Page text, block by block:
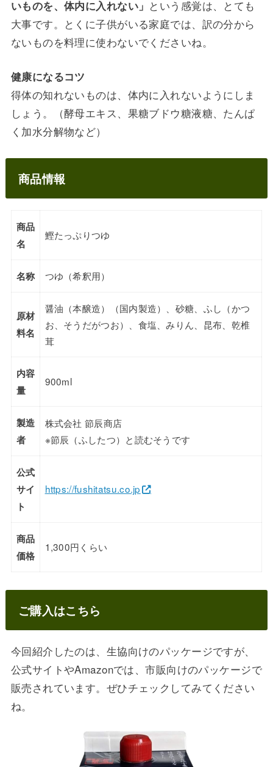
いものを、体内に入れない」 という感覚は、とても
大事です。とくに子供がいる家庭では、訳の分から
ないものを料理に使わないでくださいね。
健康になるコツ
得体の知れないものは、体内に入れないようにしま
しょう。（酵母エキス、果糖ブドウ糖液糖、たんぱ
く加水分解物など）
商品情報
商品
名
鰹たっぷりつゆ
名称 つゆ（希釈用）
原材
料名
醤油（本醸造）（国内製造）、砂糖、ふし（かつ
お、そうだがつお）、食塩、みりん、昆布、乾椎
茸
内容
量
900ml
製造
者
株式会社 節辰商店
※節辰（ふしたつ）と読むそうです
公式
サイ
ト
https://fushitatsu.co.jp
商品
価格
1,300円くらい
ご購入はこちら
今回紹介したのは、生協向けのパッケージですが、
公式サイトやAmazonでは、市販向けのパッケージで
販売されています。ぜひチェックしてみてください
ね。